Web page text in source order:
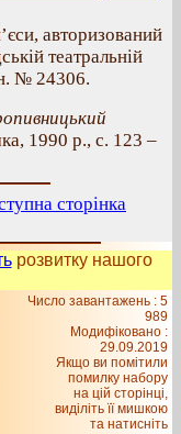
авторизований
театральній
№ 24306.
1990 р., с. 123 –
сторінка
розвитку нашого
Число завантажень : 5
989
Модифіковано :
29.09.2019
Якщо ви помітили
помилку набору
на цiй сторiнцi,
видiлiть її мишкою
та натисніть